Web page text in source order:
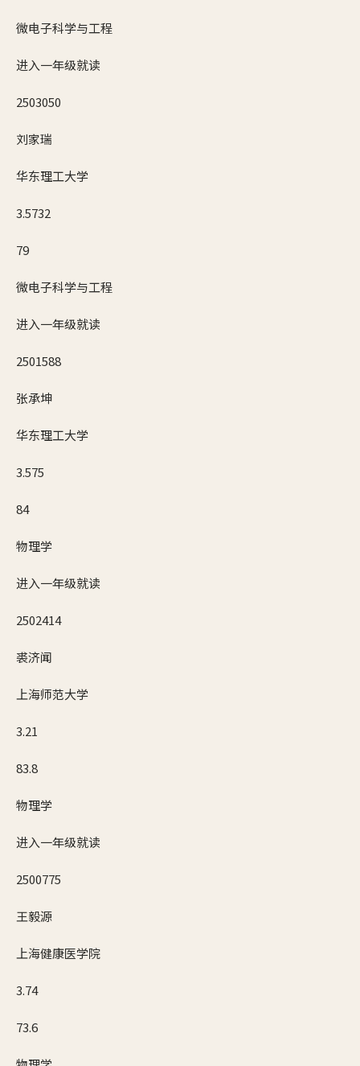
微电子科学与工程
进入一年级就读
2503050
刘家瑞
华东理工大学
3.5732
79
微电子科学与工程
进入一年级就读
2501588
张承坤
华东理工大学
3.575
84
物理学
进入一年级就读
2502414
裘济闻
上海师范大学
3.21
83.8
物理学
进入一年级就读
2500775
王毅源
上海健康医学院
3.74
73.6